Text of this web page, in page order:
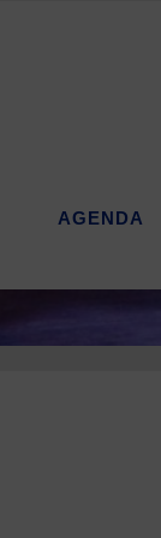
AGENDA